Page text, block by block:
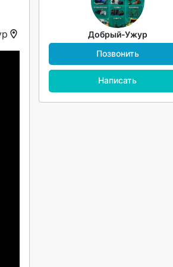
Добрый-Ужур
Позвонить
Написать